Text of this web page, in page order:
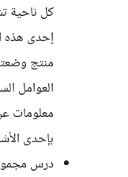
كل ناحية
إحدى هذه
منتج
العوامل
معلومات
بإحدى
درس